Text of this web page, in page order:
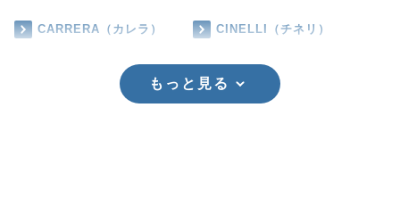
CARRERA（カレラ） CINELLI（チネリ）
もっと見る